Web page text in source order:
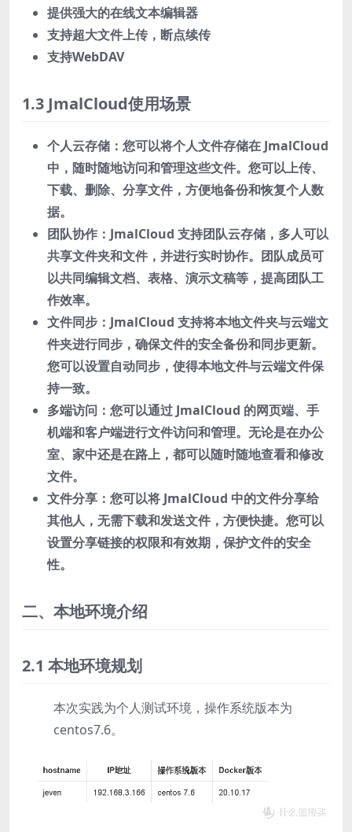
提供强大的在线文本编辑器
支持超大文件上传，断点续传
支持WebDAV
1.3 JmalCloud使用场景
个人云存储：您可以将个人文件存储在 JmalCloud
中，随时随地访问和管理这些文件。您可以上传、
下载、删除、分享文件，方便地备份和恢复个人数
据。
团队协作：JmalCloud 支持团队云存储，多人可以
共享文件夹和文件，并进行实时协作。团队成员可
以共同编辑文档、表格、演示文稿等，提高团队工
作效率。
文件同步：JmalCloud 支持将本地文件夹与云端文
件夹进行同步，确保文件的安全备份和同步更新。
您可以设置自动同步，使得本地文件与云端文件保
持一致。
多端访问：您可以通过 JmalCloud 的网页端、手
机端和客户端进行文件访问和管理。无论是在办公
室、家中还是在路上，都可以随时随地查看和修改
文件。
文件分享：您可以将 JmalCloud 中的文件分享给
其他人，无需下载和发送文件，方便快捷。您可以
设置分享链接的权限和有效期，保护文件的安全
性。
二、本地环境介绍
2.1 本地环境规划
本次实践为个人测试环境，操作系统版本为
centos7.6。